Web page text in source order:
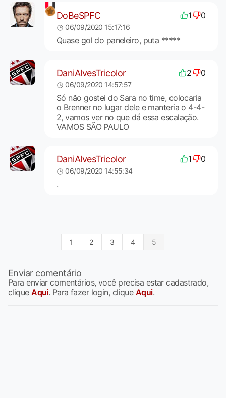
DoBeSPFC 1 0
06/09/2020 15:17:16
Quase gol do paneleiro, puta *****
DaniAlvesTricolor 2 0
06/09/2020 14:57:57
Só não gostei do Sara no time, colocaria
o Brenner no lugar dele e manteria o 4-4-
2, vamos ver no que dá essa escalação.
VAMOS SÃO PAULO
DaniAlvesTricolor 1 0
06/09/2020 14:55:34
.
1 2 3 4 5
Enviar comentário
Para enviar comentários, você precisa estar cadastrado,
cliqueAqui. Para fazer login, clique Aqui.